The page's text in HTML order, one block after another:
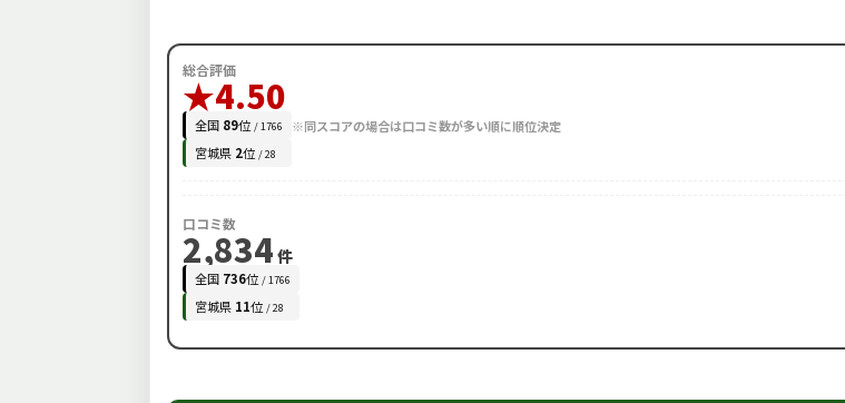
総合評価
★4.50
全国 89位 / 1766
宮城県 2位 / 28
※同スコアの場合は口コミ数が多い順に順位決定
口コミ数
2,834件
全国 736位 / 1766
宮城県 11位 / 28